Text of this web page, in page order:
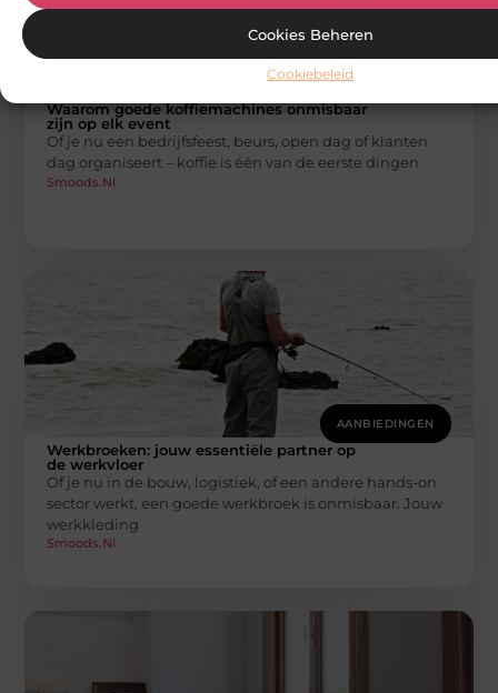
Cookies Beheren
Cookiebeleid
AANBIEDINGEN
Waarom goede koffiemachines onmisbaar
zijn op elk event
Of je nu een bedrijfsfeest, beurs, open dag of klanten
dag organiseert – koffie is één van de eerste dingen
Smoods.nl
AANBIEDINGEN
Werkbroeken: jouw essentiële partner op
de werkvloer
Of je nu in de bouw, logistiek, of een andere hands-on
sector werkt, een goede werkbroek is onmisbaar. Jouw
werkkleding
Smoods.nl